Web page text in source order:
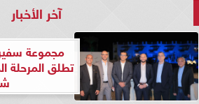
آخر الأخبار
مجموعة
تطلق المرحلة